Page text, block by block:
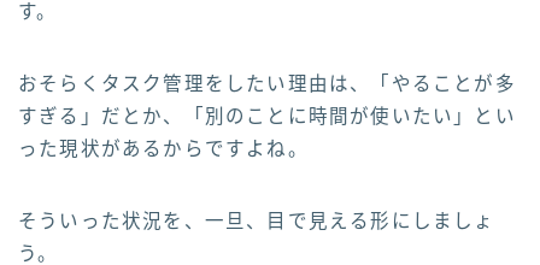
す。
おそらくタスク管理をしたい理由は、「やることが多
すぎる」だとか、「別のことに時間が使いたい」とい
った現状があるからですよね。
そういった状況を、一旦、目で見える形にしましょ
う。